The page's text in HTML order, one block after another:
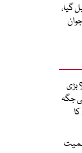
گیا،
بڑی
جگہ
سمیت